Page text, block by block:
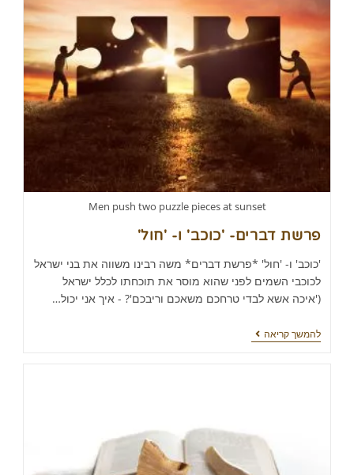
Men push two puzzle pieces at sunset
פרשת דברים- 'כוכב' ו- 'חול'
'כוכב' ו- 'חול' *פרשת דברים* משה רבינו משווה את בני ישראל
לכוכבי השמים לפני שהוא מוסר את תוכחתו לכלל ישראל
('איכה אשא לבדי טרחכם משאכם וריבכם'? - איך אני יכול…
להמשך קריאה